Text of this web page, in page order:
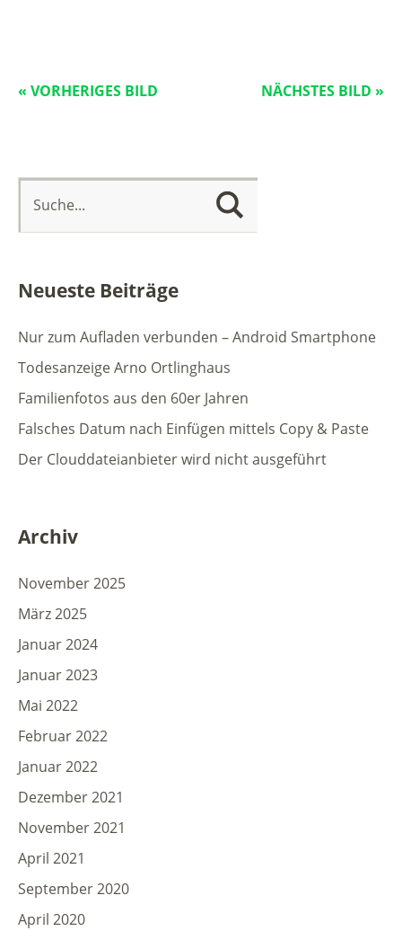
« VORHERIGES BILD NÄCHSTES BILD »
Neueste Beiträge
Nur zum Aufladen verbunden – Android Smartphone
Todesanzeige Arno Ortlinghaus
Familienfotos aus den 60er Jahren
Falsches Datum nach Einfügen mittels Copy & Paste
Der Clouddateianbieter wird nicht ausgeführt
Archiv
November 2025
März 2025
Januar 2024
Januar 2023
Mai 2022
Februar 2022
Januar 2022
Dezember 2021
November 2021
April 2021
September 2020
April 2020